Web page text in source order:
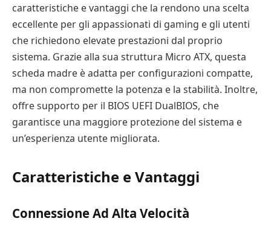
caratteristiche e vantaggi che la rendono una scelta
eccellente per gli appassionati di gaming e gli utenti
che richiedono elevate prestazioni dal proprio
sistema. Grazie alla sua struttura Micro ATX, questa
scheda madre è adatta per configurazioni compatte,
ma non compromette la potenza e la stabilità. Inoltre,
offre supporto per il BIOS UEFI DualBIOS, che
garantisce una maggiore protezione del sistema e
un’esperienza utente migliorata.
Caratteristiche e Vantaggi
Connessione Ad Alta Velocità